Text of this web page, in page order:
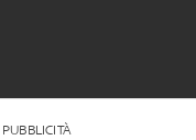
PUBBLICITÀ